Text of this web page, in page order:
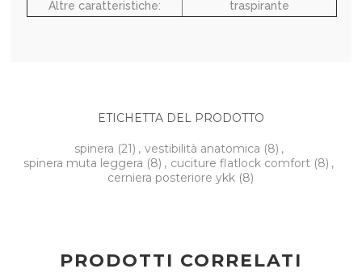
Altre caratteristiche: traspirante
ETICHETTA DEL PRODOTTO
spinera (21) , vestibilità anatomica (8) ,
spinera muta leggera (8) , cuciture flatlock comfort (8) ,
cerniera posteriore ykk (8)
PRODOTTI CORRELATI